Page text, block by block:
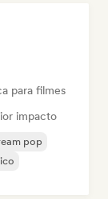
para filmes
impacto
pop